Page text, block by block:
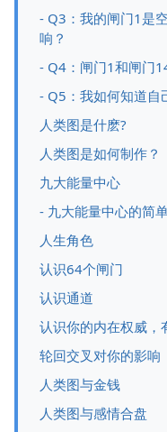
- Q3：我的闸门1是
响？
- Q4：闸门1和闸门
- Q5：我如何知道自
人类图是什麽?
人类图是如何制作？
九大能量中心
- 九大能量中心的简
人生角色
认识64个闸门
认识通道
认识你的内在权威，
轮回交叉对你的影响
人类图与金钱
人类图与感情合盘